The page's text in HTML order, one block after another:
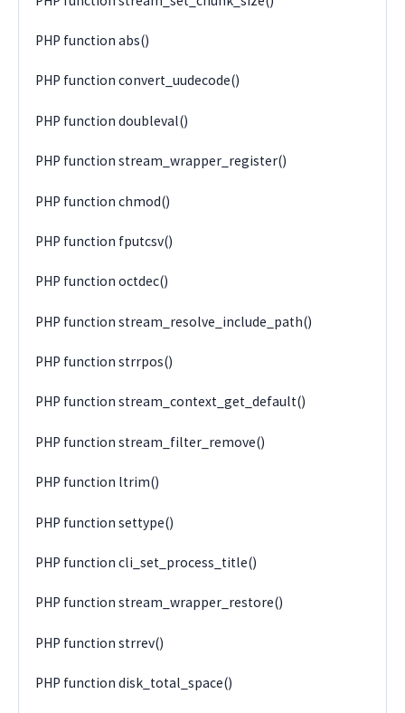
PHP function abs()
PHP function convert_uudecode()
PHP function doubleval()
PHP function stream_wrapper_register()
PHP function chmod()
PHP function fputcsv()
PHP function octdec()
PHP function stream_resolve_include_path()
PHP function strrpos()
PHP function stream_context_get_default()
PHP function stream_filter_remove()
PHP function ltrim()
PHP function settype()
PHP function cli_set_process_title()
PHP function stream_wrapper_restore()
PHP function strrev()
PHP function disk_total_space()